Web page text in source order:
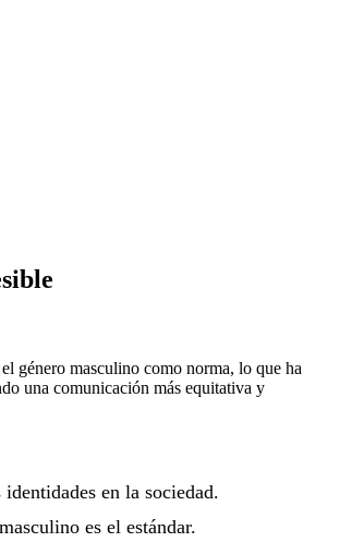
género masculino como norma, lo que ha
una comunicación más equitativa y
en la sociedad.
es el estándar.